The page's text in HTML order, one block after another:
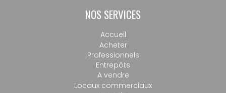
NOS SERVICES
Accueil
Acheter
Professionnels
Entrepôts
A vendre
Locaux commerciaux